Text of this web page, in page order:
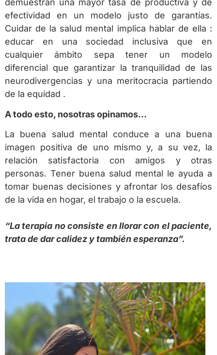
demuestran una mayor tasa de productiva y de
efectividad en un modelo justo de garantías.
Cuidar de la salud mental implica hablar de ella :
educar en una sociedad inclusiva que en
cualquier ámbito sepa tener un modelo
diferencial que garantizar la tranquilidad de las
neurodivergencias y una meritocracia partiendo
de la equidad .
A todo esto, nosotras opinamos…
La buena salud mental conduce a una buena
imagen positiva de uno mismo y, a su vez, la
relación satisfactoria con amigos y otras
personas. Tener buena salud mental le ayuda a
tomar buenas decisiones y afrontar los desafíos
de la vida en hogar, el trabajo o la escuela.
“La terapia no consiste en llorar con el paciente,
trata de dar calidez y también esperanza”.